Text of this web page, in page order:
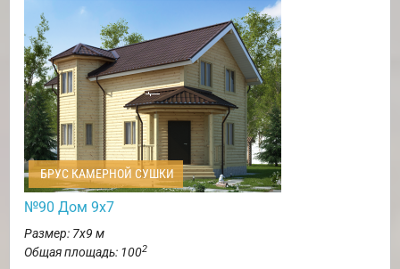
БРУС КАМЕРНОЙ СУШКИ
№90 Дом 9х7
Размер: 7х9 м
Общая площадь: 1002